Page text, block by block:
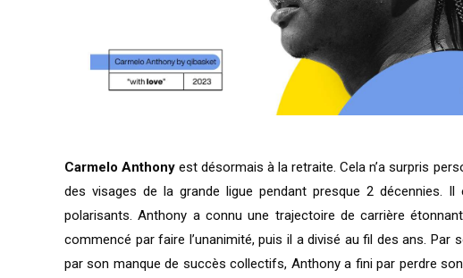
Carmelo Anthony est désormais à la retraite. Cela n’a surpris
des visages de la grande ligue pendant presque 2 décennies.
polarisants. Anthony a connu une trajectoire de carrière
commencé par faire l’unanimité, puis il a divisé au fil des ans.
par son manque de succès collectifs, Anthony a fini par perdre